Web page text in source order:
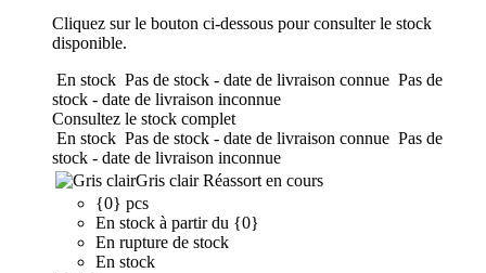
Cliquez sur le bouton ci-dessous pour consulter le stock
disponible.
En stock Pas de stock - date de livraison connue Pas de
stock - date de livraison inconnue
Consultez le stock complet
En stock Pas de stock - date de livraison connue Pas de
stock - date de livraison inconnue
Gris clair Réassort en cours
{0} pcs
En stock à partir du {0}
En rupture de stock
En stock